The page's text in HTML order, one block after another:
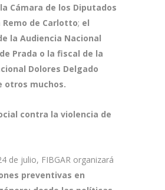
Cámara de los Diputados
de Carlotto; el
la Audiencia Nacional
Prada o la fiscal de la
Dolores Delgado
otros muchos.
contra la violencia de
de julio, FIBGAR organizará
preventivas en